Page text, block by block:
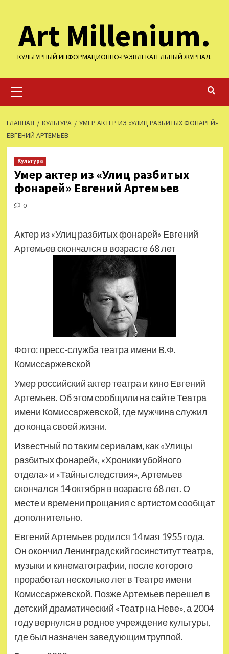
содержимому
Art Millenium.
КУЛЬТУРНЫЙ ИНФОРМАЦИОННО-РАЗВЛЕКАТЕЛЬНЫЙ ЖУРНАЛ.
меню
ГЛАВНАЯ КУЛЬТУРА
УМЕР АКТЕР ИЗ «УЛИЦ РАЗБИТЫХ ФОНАРЕЙ»
ЕВГЕНИЙ АРТЕМЬЕВ
Культура
Умер актер из «Улиц разбитых
фонарей» Евгений Артемьев
0
Актер из «Улиц разбитых фонарей» Евгений
Артемьев скончался в возрасте 68 лет
Фото: пресс-служба театра имени В.Ф.
Комиссаржевской
Умер российский актер театра и кино Евгений
Артемьев. Об этом сообщили на сайте Театра
имени Комиссаржевской, где мужчина служил
до конца своей жизни.
Известный по таким сериалам, как «Улицы
разбитых фонарей», «Хроники убойного
отдела» и «Тайны следствия», Артемьев
скончался 14 октября в возрасте 68 лет. О
месте и времени прощания с артистом сообщат
дополнительно.
Евгений Артемьев родился 14 мая 1955 года.
Он окончил Ленинградский госинститут театра,
музыки и кинематографии, после которого
проработал несколько лет в Театре имени
Комиссаржевской. Позже Артемьев перешел в
детский драматический «Театр на Неве», а 2004
году вернулся в родное учреждение культуры,
где был назначен заведующим труппой.